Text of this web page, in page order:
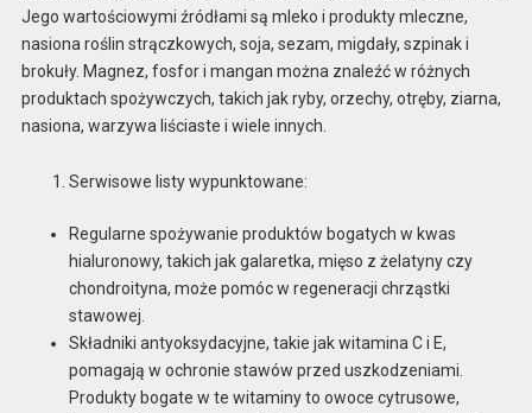
Jego wartościowymi źródłami są mleko i produkty mleczne,
nasiona roślin strączkowych, soja, sezam, migdały, szpinak i
brokuły. Magnez, fosfor i mangan można znaleźć w różnych
produktach spożywczych, takich jak ryby, orzechy, otręby, ziarna,
nasiona, warzywa liściaste i wiele innych.
Serwisowe listy wypunktowane:
Regularne spożywanie produktów bogatych w kwas
hialuronowy, takich jak galaretka, mięso z żelatyny czy
chondroityna, może pomóc w regeneracji chrząstki
stawowej.
Składniki antyoksydacyjne, takie jak witamina C i E,
pomagają w ochronie stawów przed uszkodzeniami.
Produkty bogate w te witaminy to owoce cytrusowe,